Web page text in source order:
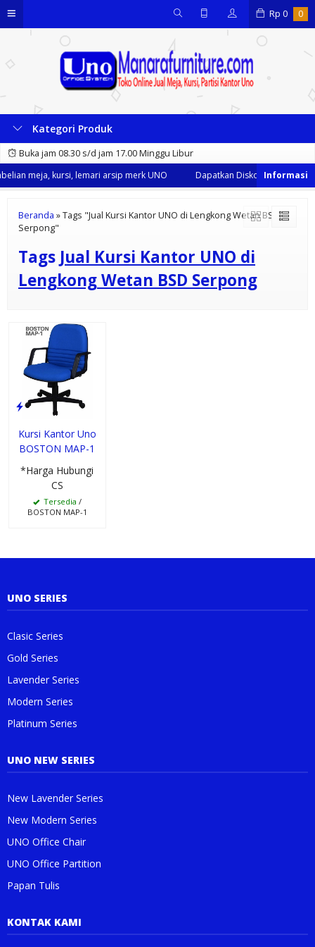
Rp 0 0
Kategori Produk
Buka jam 08.30 s/d jam 17.00 Minggu Libur
meja, kursi, lemari arsip merk UNO
Dapatkan Diskon 35% dari
Beranda »Tags "Jual Kursi Kantor UNO di Lengkong Wetan BSD
Serpong"
Tags Jual Kursi Kantor UNO di
Lengkong Wetan BSD Serpong
Kursi Kantor Uno
BOSTON MAP-1
*Harga Hubungi
CS
Tersedia /
BOSTON MAP-1
UNO SERIES
Clasic Series
Gold Series
Lavender Series
Modern Series
Platinum Series
UNO NEW SERIES
New Lavender Series
New Modern Series
UNO Office Chair
UNO Office Partition
Papan Tulis
KONTAK KAMI